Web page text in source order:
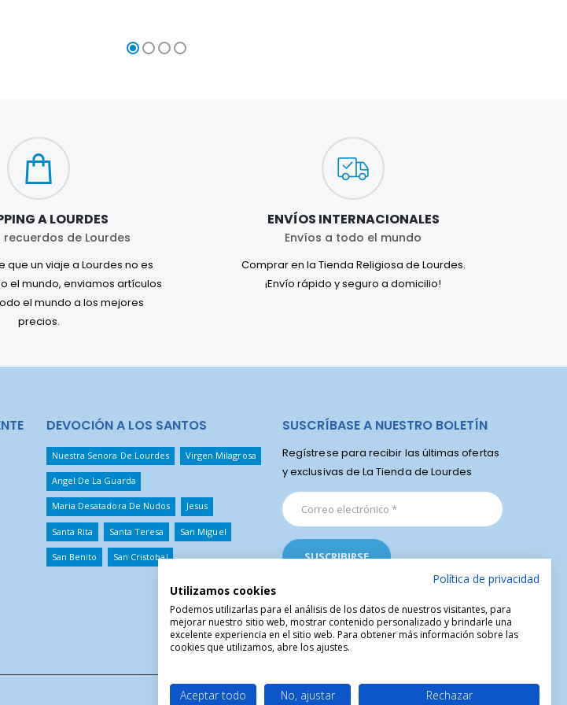
A LOURDES
recuerdos de Lourdes
que un viaje a Lourdes no es
el mundo, enviamos artículos
el mundo a los mejores
precios.
ENVÍOS INTERNACIONALES
Envíos a todo el mundo
Comprar en la Tienda Religiosa de Lourdes.
¡Envío rápido y seguro a domicilio!
DEVOCIÓN A LOS SANTOS
Nuestra Senora De Lourdes Virgen Milagrosa
Angel De La Guarda
Maria Desatadora De Nudos Jesus
Santa Rita Santa Teresa San Miguel
San Benito San Cristobal
SUSCRÍBASE A NUESTRO BOLETÍN
Regístrese para recibir las últimas ofertas
y exclusivas de La Tienda de Lourdes
Política de privacidad
Utilizamos cookies
Podemos utilizarlas para el análisis de los datos de nuestros visitantes, para
mejorar nuestro sitio web, mostrar contenido personalizado y brindarle una
excelente experiencia en el sitio web. Para obtener más información sobre las
cookies que utilizamos, abre los ajustes.
Aceptar todo No, ajustar Rechazar